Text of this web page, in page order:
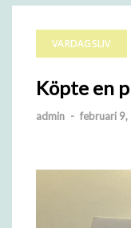
VARDAGSLIV
Köpte en
admin - februari